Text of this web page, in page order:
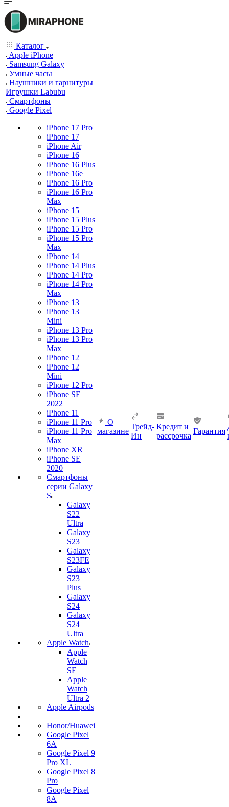
Каталог
Apple iPhone
Samsung Galaxy
Умные часы
Наушники и гарнитуры
Игрушки Labubu
Смартфоны
Google Pixel
iPhone 17 Pro
iPhone 17
iPhone Air
iPhone 16
iPhone 16 Plus
iPhone 16e
iPhone 16 Pro
iPhone 16 Pro
Max
iPhone 15
iPhone 15 Plus
iPhone 15 Pro
iPhone 15 Pro
Max
iPhone 14
iPhone 14 Plus
iPhone 14 Pro
iPhone 14 Pro
Max
iPhone 13
iPhone 13
Mini
iPhone 13 Pro
iPhone 13 Pro
Max
iPhone 12
iPhone 12
Mini
iPhone 12 Pro
iPhone SE
2022
iPhone 11
iPhone 11 Pro
iPhone 11 Pro
Max
iPhone XR
iPhone SE
2020
Смартфоны
серии Galaxy
S
Galaxy
S22
Ultra
Galaxy
S23
Galaxy
S23FE
Galaxy
S23
Plus
Galaxy
S24
Galaxy
S24
Ultra
Apple Watch
Apple
Watch
SE
Apple
Watch
Ultra 2
Apple Airpods
Honor/Huawei
Google Pixel
6A
Google Pixel 9
Pro XL
Google Pixel 8
Pro
Google Pixel
8A
О
магазине
Трейд-
Ин
Кредит и
рассрочка
Гарантия